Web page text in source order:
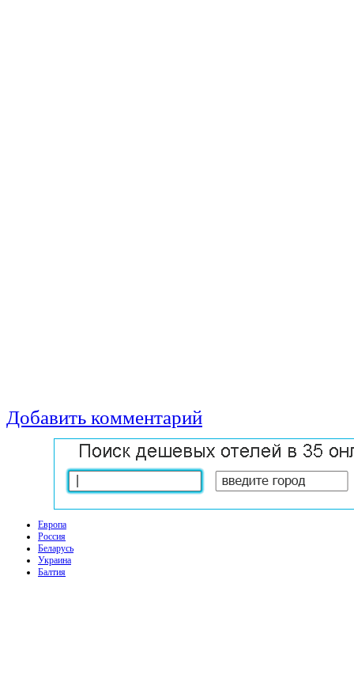
Добавить комментарий
Европа
Россия
Беларусь
Украина
Балтия